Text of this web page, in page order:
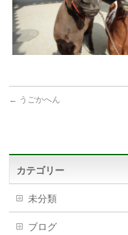
← うごかへん
カテゴリー
未分類
ブログ